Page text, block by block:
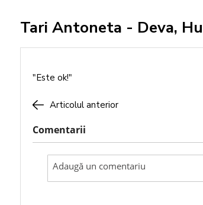
Tari Antoneta - Deva,
"Este ok!"
Articolul anterior
Comentarii